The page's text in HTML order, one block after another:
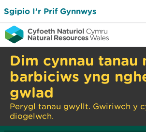
Sgipio I’r Prif Gynnwys
Dim cynnau tanau
barbiciws yng
gwlad
Perygl tanau gwyllt. Gwiriwch y
diogelwch.